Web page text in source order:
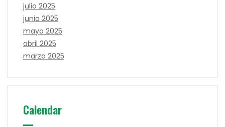
julio 2025
junio 2025
mayo 2025
abril 2025
marzo 2025
Calendar